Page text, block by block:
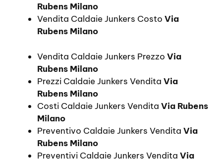
Rubens Milano
Vendita Caldaie Junkers Costo Via
Rubens Milano
Vendita Caldaie Junkers Prezzo Via
Rubens Milano
Prezzi Caldaie Junkers Vendita Via
Rubens Milano
Costi Caldaie Junkers Vendita Via Rubens
Milano
Preventivo Caldaie Junkers Vendita Via
Rubens Milano
Preventivi Caldaie Junkers Vendita Via